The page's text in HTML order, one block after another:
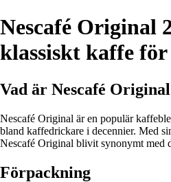
Nescafé Original
klassiskt kaffe
Vad är Nescafé
Nescafé Original är en populär
bland kaffedrickare i decennier. Med
Nescafé Original blivit synonymt med
Förpackning